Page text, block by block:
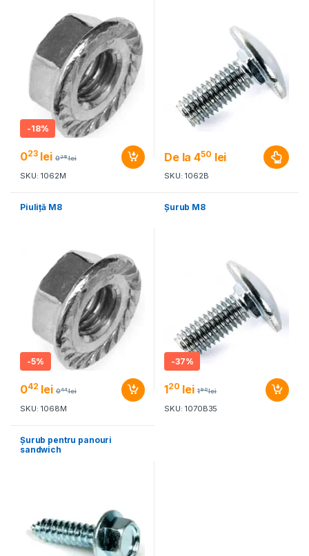
-18%
023 lei 028 lei
SKU: 1062M
De la 450 lei
SKU: 1062B
Piuliţă M8
-5%
042 lei 044 lei
SKU: 1068M
Şurub M8
-37%
120 lei 190 lei
SKU: 1070B35
Şurub pentru panouri
sandwich